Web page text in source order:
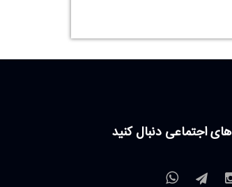
اجتماعی دنبال کنید